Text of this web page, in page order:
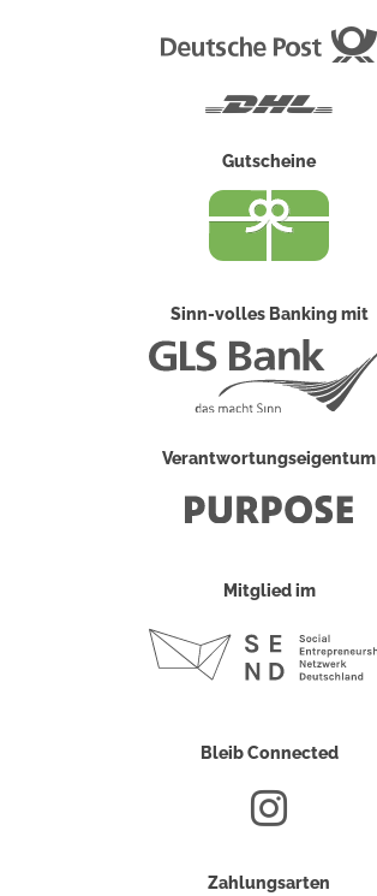
Gutscheine
Sinn-volles Banking mit
Verantwortungseigentum
Mitglied im
Bleib Connected
Zahlungsarten